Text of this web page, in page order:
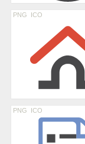
PNG ICO
PNG ICO